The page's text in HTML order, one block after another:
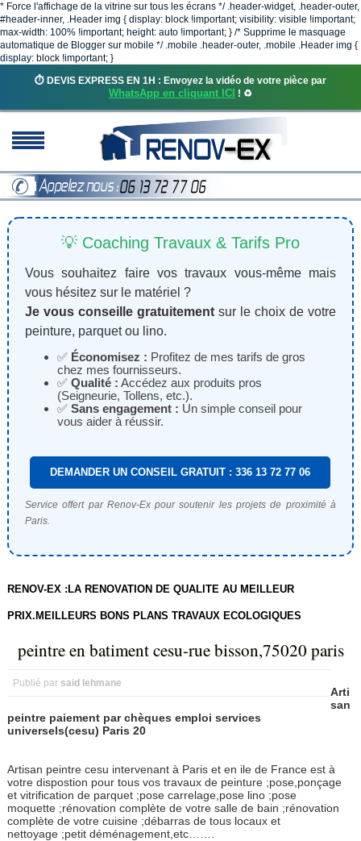
* Force l'affichage de la vitrine sur tous les écrans */ .header-widget, .header-outer,
#header-inner, .Header img { display: block !important; visibility: visible !important;
max-width: 100% !important; height: auto !important; } /* Supprime le masquage
automatique de Blogger sur mobile */ .mobile .header-outer, .mobile .Header img {
display: block !important; }
⏱️ DEVIS EXPRESS EN 1H : Envoyez la vidéo de votre pièce par
WhatsApp en cliquant ICI ! ♻️
💡 Coaching Travaux & Tarifs Pro
Vous souhaitez faire vos travaux vous-même mais
vous hésitez sur le matériel ?
Je vous conseille gratuitementsur le choix de votre
peinture, parquet ou lino.
✅ Économisez : Profitez de mes tarifs de gros
chez mes fournisseurs.
✅ Qualité : Accédez aux produits pros
(Seigneurie, Tollens, etc.).
✅ Sans engagement : Un simple conseil pour
vous aider à réussir.
DEMANDER UN CONSEIL GRATUIT : 336 13 72 77 06
Service offert par Renov-Ex pour soutenir les projets de proximité à
Paris.
RENOV-EX :LA RENOVATION DE QUALITE AU MEILLEUR
PRIX.MEILLEURS BONS PLANS TRAVAUX ECOLOGIQUES
peintre en batiment cesu-rue bisson,75020 paris
Publié par said lehmane
Arti
san
peintre paiement par chèques emploi services
universels(cesu) Paris 20
Artisan peintre cesu intervenant à Paris et en ile de France est à
votre dispostion pour tous vos travaux de peinture ;pose,ponçage
et vitrification de parquet ;pose carrelage,pose lino ;pose
moquette ;rénovation complète de votre salle de bain ;rénovation
complète de votre cuisine ;débarras de tous locaux et
nettoyage ;petit déménagement,etc…….